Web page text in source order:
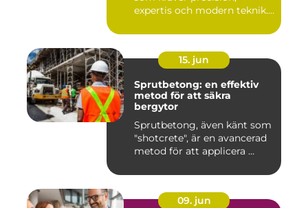
expertis och modern teknik.
15. jun
Sprutbetong: en effektiv
metod för att säkra
bergytor
Sprutbetong, även känt som
"shotcrete", är en avancerad
metod för att applicera ...
09. jun